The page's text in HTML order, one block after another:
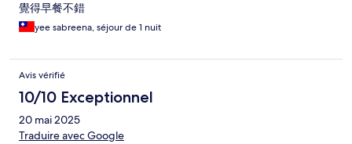
覺得早餐不錯
yee sabreena, séjour de 1 nuit
Avis vérifié
10/10 Exceptionnel
20 mai 2025
Traduire avec Google